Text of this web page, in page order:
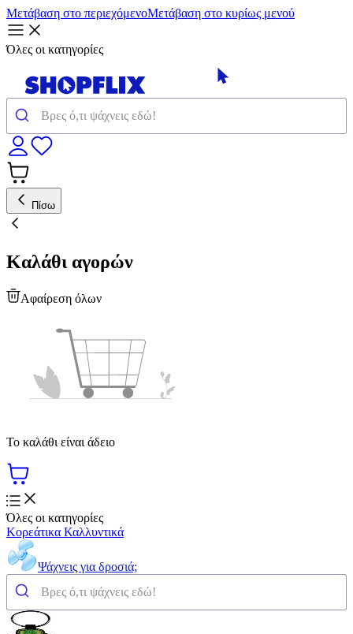
Μετάβαση στο περιεχόμενοΜετάβαση στο κυρίως μενού
Όλες οι κατηγορίες
Πίσω
Καλάθι αγορών
Αφαίρεση όλων
Το καλάθι είναι άδειο
Όλες οι κατηγορίες
Κορεάτικα Καλλυντικά
Ψάχνεις για δροσιά;